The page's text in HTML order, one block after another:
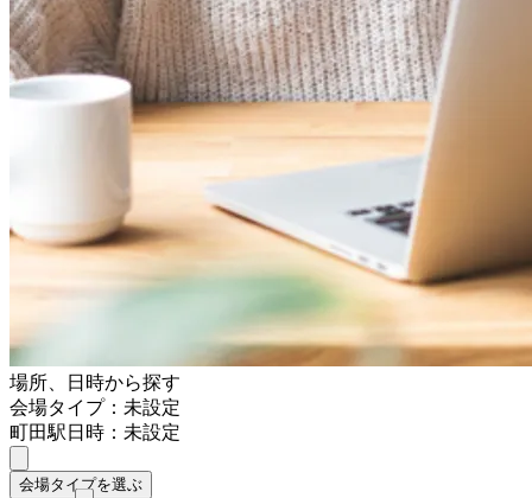
場所、日時から探す
会場タイプ：未設定
町田駅日時：未設定
会場タイプを選ぶ